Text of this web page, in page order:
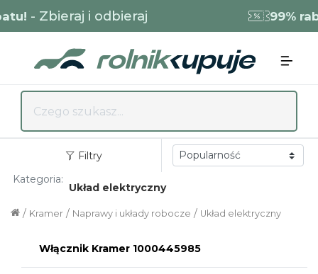
- Zbieraj i odbieraj 99%
Filtry
Kategoria:
Układ elektryczny
Układ elektryczny
/
Naprawy i układy robocze
/
Kramer
/
Włącznik Kramer 1000445985